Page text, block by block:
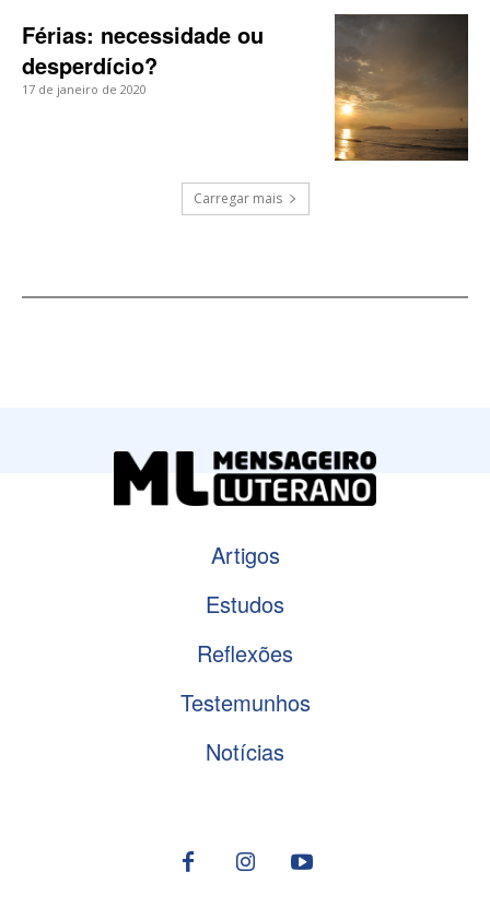
Férias: necessidade ou
desperdício?
17 de janeiro de 2020
Carregar mais
Artigos
Estudos
Reflexões
Testemunhos
Notícias